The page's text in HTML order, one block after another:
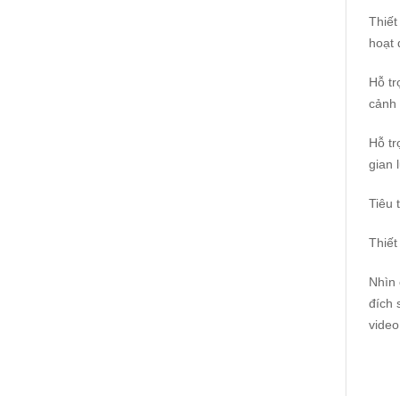
Thiết
hoạt
Hỗ
cảnh
Hỗ
gian
Tiêu
Nhìn
đích